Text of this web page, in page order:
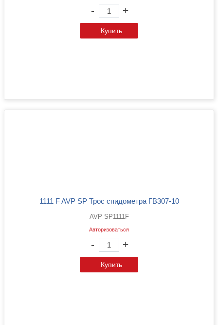
- +
Купить
1111 F AVP SP Трос спидометра ГВ307-10
AVP SP1111F
Авторизоваться
- +
Купить